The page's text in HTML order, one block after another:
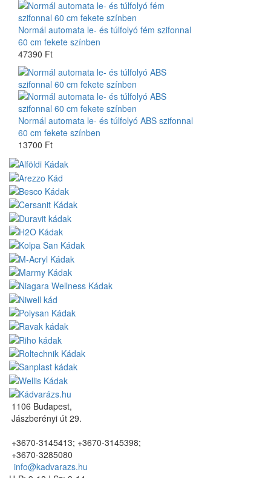
Normál automata le- és túlfolyó fém szifonnal
60 cm fekete színben
47390 Ft
Normál automata le- és túlfolyó ABS szifonnal
60 cm fekete színben
13700 Ft
1106 Budapest,
Jászberényi út 29.
+3670-3145413; +3670-3145398;
+3670-3285080
info@kadvarazs.hu